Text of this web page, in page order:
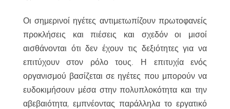
Οι σημερινοί ηγέτες αντιμετωπίζουν πρωτοφανείς
προκλήσεις και πιέσεις και σχεδόν οι μισοί
αισθάνονται ότι δεν έχουν τις δεξιότητες για να
επιτύχουν στον ρόλο τους. Η επιτυχία ενός
οργανισμού βασίζεται σε ηγέτες που μπορούν να
ευδοκιμήσουν μέσα στην πολυπλοκότητα και την
αβεβαιότητα, εμπνέοντας παράλληλα το εργατικό